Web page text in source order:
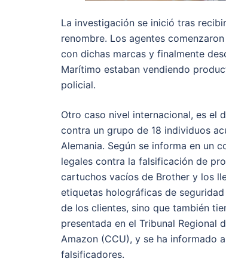
La investigación se inició tras
renombre. Los agentes
con dichas marcas y finalmente
Marítimo estaban vendiendo
policial.
Otro caso nivel internacional, es el
contra un grupo de 18 individuos
Alemania. Según se informa en un
legales contra la falsificación de
cartuchos vacíos de Brother y los
etiquetas holográficas de
de los clientes, sino que también
presentada en el Tribunal
Amazon (CCU), y se ha informado
falsificadores.